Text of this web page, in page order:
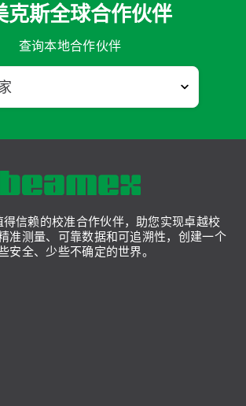
克斯全球合作伙伴
查询本地合作伙伴
得信赖的校准合作伙伴，助您实现卓越校
准测量、可靠数据和可追溯性，创建一个
安全、少些不确定的世界。